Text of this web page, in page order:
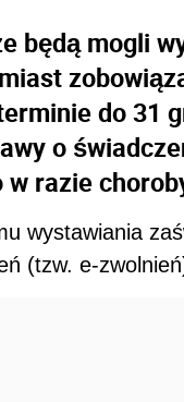
będą mogli
do 31
o
w razie
wystawiania
(tzw. e-